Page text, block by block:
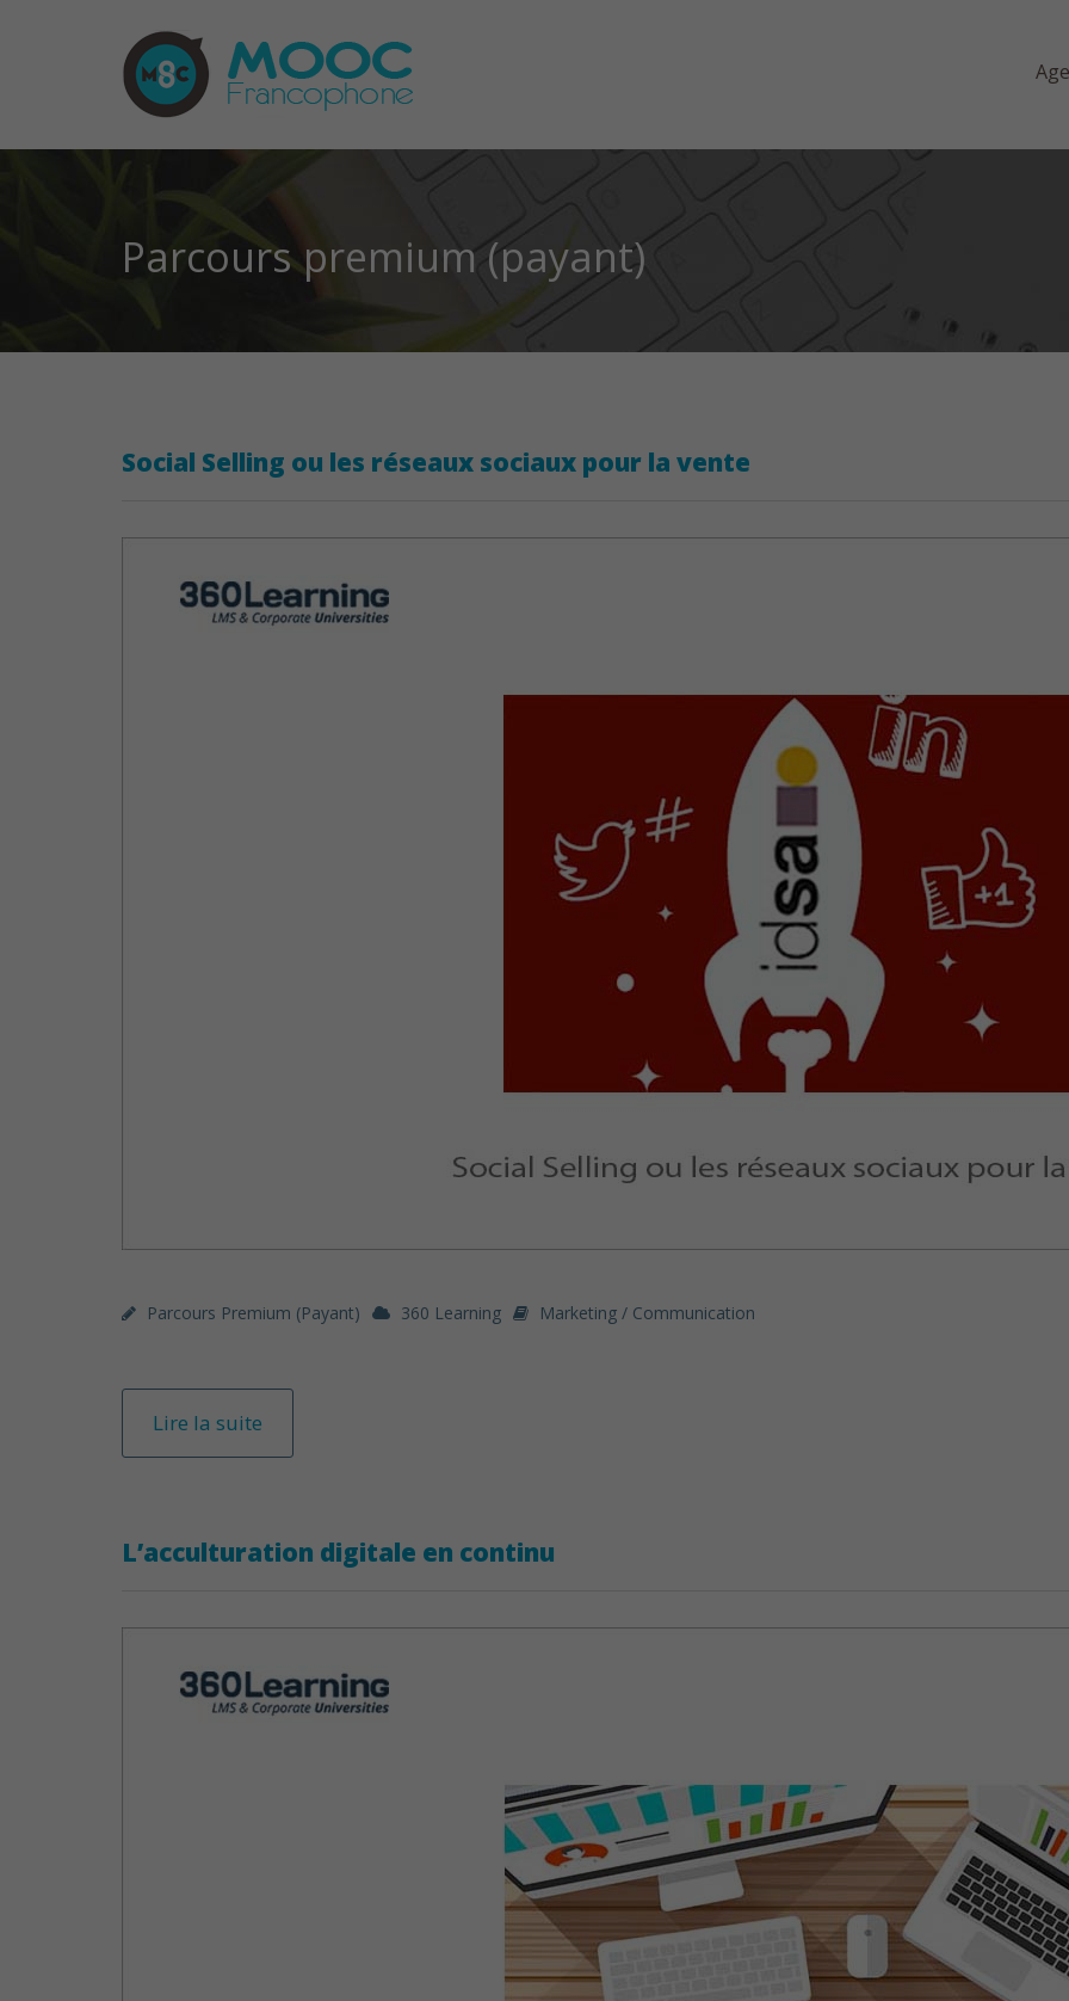
Parcours premium (payant)
Social Selling ou les réseaux sociaux pour la vente
Parcours Premium (payant) 360 Learning Marketing / Communication
Lire la suite
L’acculturation digitale en continu